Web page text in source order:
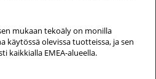
mukaan tekoäly on monilla
käytössä olevissa tuotteissa, ja sen
kaikkialla EMEA-alueella.